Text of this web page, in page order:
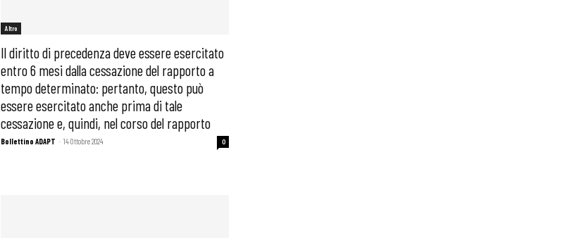
Altro
Il diritto di precedenza deve essere esercitato
entro 6 mesi dalla cessazione del rapporto a
tempo determinato: pertanto, questo può
essere esercitato anche prima di tale
cessazione e, quindi, nel corso del rapporto
Bollettino ADAPT - 14 Ottobre 2024 0